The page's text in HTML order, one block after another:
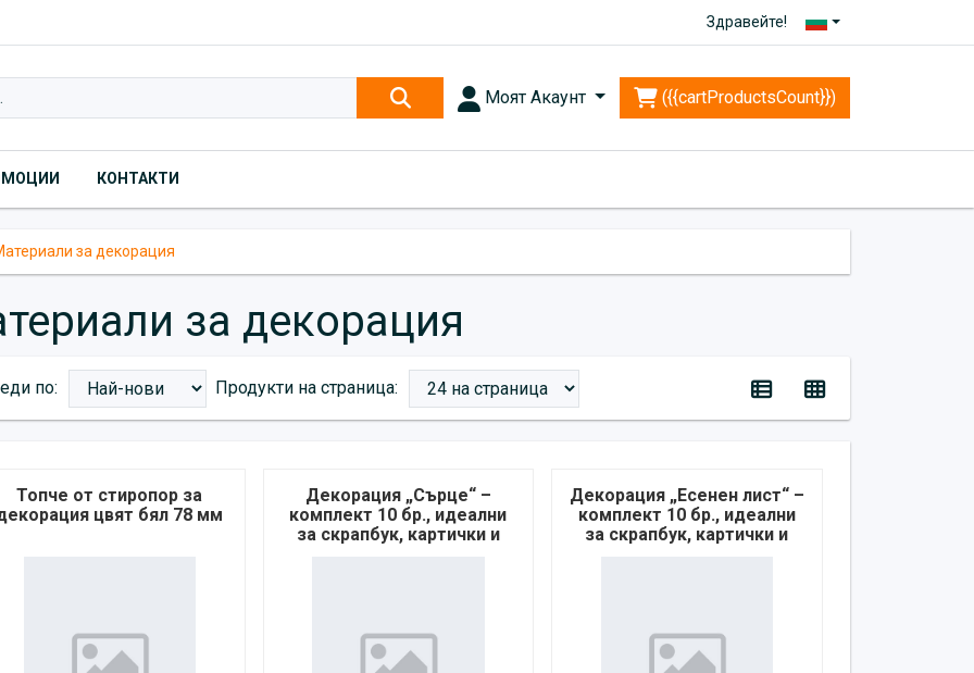
Здравейте!
Моят Акаунт ({{cartProductsCount}})
КОНТАКТИ
за декорация
за декорация
по: Продукти на страница:
Топче от стиропор за
цвят бял 78 мм
Декорация „Сърце“ –
комплект 10 бр., идеални
за скрапбук, картички и
Декорация „Есенен лист“ –
комплект 10 бр., идеални
за скрапбук, картички и